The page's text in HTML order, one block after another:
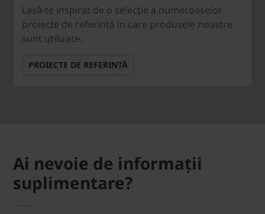
Lasă-te inspirat de o selecție a numeroaselor
proiecte de referință în care produsele noastre
sunt utilizate.
PROIECTE DE REFERINȚĂ
Ai nevoie de informații
suplimentare?